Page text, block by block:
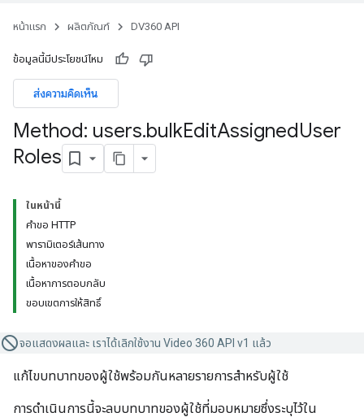
หน้าแรก ผลิตภัณฑ์ DV360 API
ข้อมูลนี้มีประโยชน์ไหม
ส่งความคิดเห็น
Method: users.bulkEditAssignedUser
Roles
ในหน้านี้
คำขอ HTTP
พารามิเตอร์เส้นทาง
เนื้อหาของคำขอ
เนื้อหาการตอบกลับ
ขอบเขตการให้สิทธิ์
จอแสดงผลและ เราได้เลิกใช้งาน Video 360 API v1 แล้ว
แก้ไขบทบาทของผู้ใช้พร้อมกันหลายรายการสำหรับผู้ใช้
การดำเนินการนี้จะลบบทบาทของผู้ใช้ที่มอบหมายซึ่งระบุไว้ใน